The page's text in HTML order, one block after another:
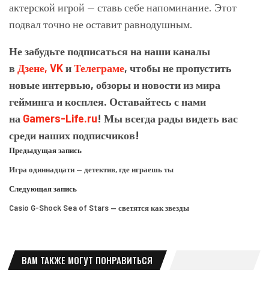
актерской игрой — ставь себе напоминание. Этот
подвал точно не оставит равнодушным.
Не забудьте подписаться на наши каналы
в Дзене, VKиТелеграме, чтобы не пропустить
новые интервью, обзоры и новости из мира
гейминга и косплея. Оставайтесь с нами
на Gamers-Life.ru! Мы всегда рады видеть вас
среди наших подписчиков!
Предыдущая запись
Игра одиннадцати — детектив, где играешь ты
Следующая запись
Casio G-Shock Sea of Stars — светятся как звезды
ВАМ ТАКЖЕ МОГУТ ПОНРАВИТЬСЯ